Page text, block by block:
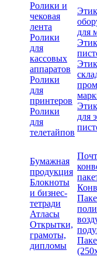
Ролики и
чековая
лента
Ролики
для
кассовых
аппаратов
Ролики
для
принтеров
Ролики
для
телетайпов
для
для
Бумажная
продукция
Блокноты
и бизнес-
тетради
Атласы
Открытки,
грамоты,
дипломы